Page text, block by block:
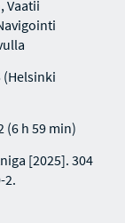
Vaatii
(Helsinki
(6 h 59 min)
[2025]. 304
2.